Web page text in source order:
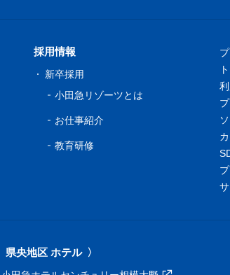
採用情報
新卒採用
小田急リゾーツとは
お仕事紹介
教育研修
県央地区 ホテル